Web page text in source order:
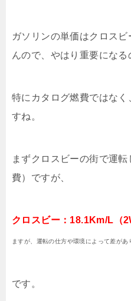
ガソリンの単価はクロス
んので、やはり重要になる
特にカタログ燃費ではな
すね。
まずクロスビーの街で運
費）ですが、
クロスビー： 18.1Km/L（
ますが、運転の仕方や環境によって差があ
です。